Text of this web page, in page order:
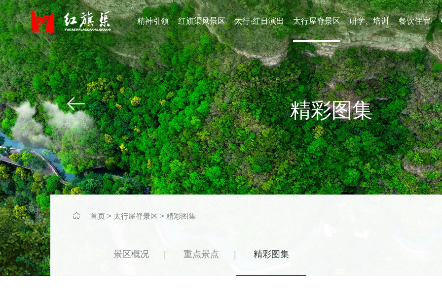
精神引领 红旗渠风景区 太行·红日演出 太行屋脊景区 研学、培训 餐饮住宿

精彩图集

重点景点
 首页 > 太行屋脊景区 > 精彩图集
景区概况 重点景点 精彩图集